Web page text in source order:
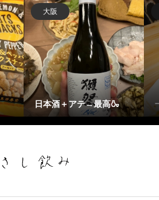
大阪
日本酒＋アテ→最高🍶